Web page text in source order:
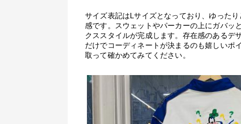
サイズ表記はLサイズとなっており、ゆった
感です。スウェットやパーカーの上にガバッ
クススタイルが完成します。存在感のあるデ
だけでコーディネートが決まるのも嬉しいポ
取って確かめてみてください。